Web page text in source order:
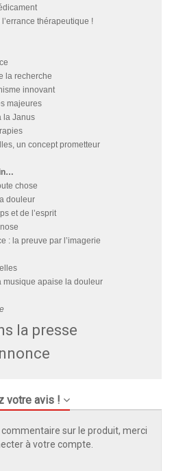
thérapeutique !
la recherche
innovant
majeures
la Janus
un concept prometteur
chose
douleur
et de l’esprit
: la preuve par l’imagerie
musique apaise la douleur
la presse
votre avis !
sur le produit, merci
à votre compte.